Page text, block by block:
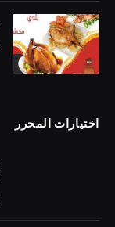
اختيارات المحرر